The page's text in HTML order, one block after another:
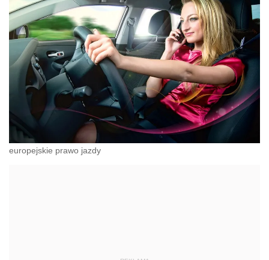
europejskie prawo jazdy